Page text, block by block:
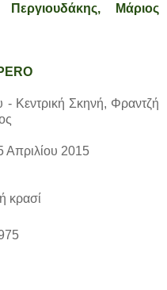
Περγιουδάκης, Μάριος
- Κεντρική Σκηνή, Φραντζή
Απριλίου 2015
κρασί